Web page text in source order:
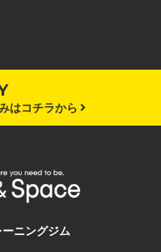
はコチラから
ニングジム